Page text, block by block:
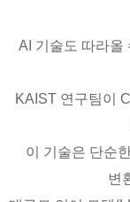
AI 기술도 따라올
KAIST 연구팀이
이 기술은 단순
변